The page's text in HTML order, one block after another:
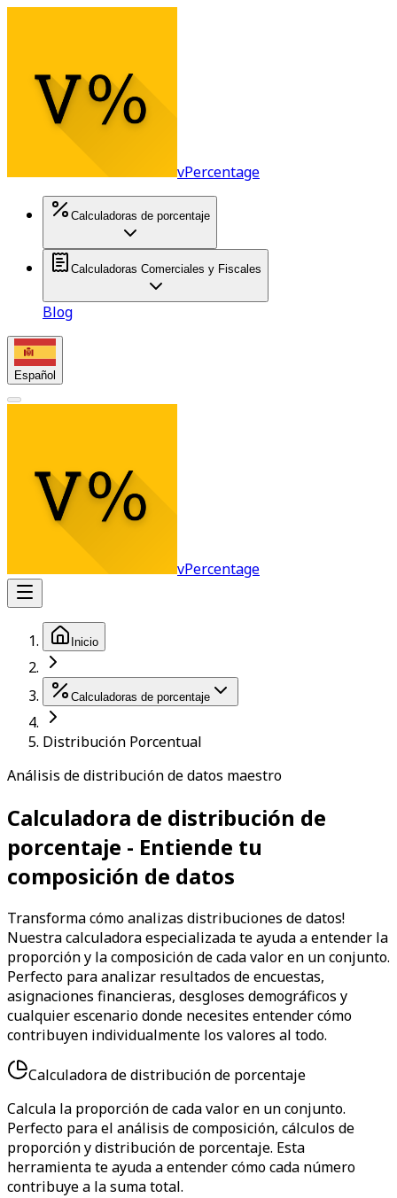
vPercentage
Calculadoras de porcentaje
Calculadoras Comerciales y Fiscales
Blog
Español
vPercentage
Inicio
Calculadoras de porcentaje
Distribución Porcentual
Análisis de distribución de datos maestro
Calculadora de distribución de
porcentaje - Entiende tu
composición de datos
Transforma cómo analizas distribuciones de datos!
Nuestra calculadora especializada te ayuda a entender la
proporción y la composición de cada valor en un conjunto.
Perfecto para analizar resultados de encuestas,
asignaciones financieras, desgloses demográficos y
cualquier escenario donde necesites entender cómo
contribuyen individualmente los valores al todo.
Calculadora de distribución de porcentaje
Calcula la proporción de cada valor en un conjunto.
Perfecto para el análisis de composición, cálculos de
proporción y distribución de porcentaje. Esta
herramienta te ayuda a entender cómo cada número
contribuye a la suma total.